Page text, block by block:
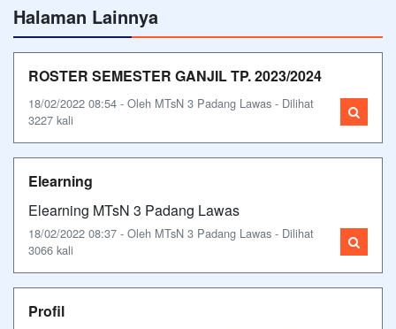
Halaman Lainnya
ROSTER SEMESTER GANJIL TP. 2023/2024
18/02/2022 08:54 - Oleh MTsN 3 Padang Lawas - Dilihat
3227 kali
Elearning
Elearning MTsN 3 Padang Lawas
18/02/2022 08:37 - Oleh MTsN 3 Padang Lawas - Dilihat
3066 kali
Profil